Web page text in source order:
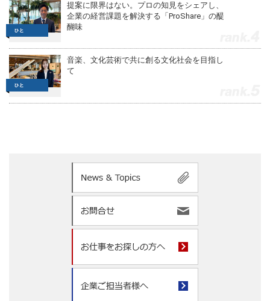
提案に限界はない。プロの知見をシェアし、
企業の経営課題を解決する「ProShare」の醍
醐味
音楽、文化芸術で共に創る文化社会を目指し
て